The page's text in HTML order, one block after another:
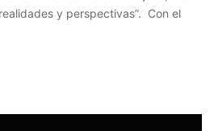
y perspectivas”. Con el